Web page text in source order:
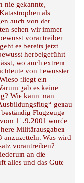
nie gekannte,
als
auch von der
sehen wir immer
vorantreiben
es bereits jetzt
herbeigeführt
wo auch extrem
von bewusster
fliegt ein
gab es keine
Wie kann man
genau
Flugzeuge
11.9.2001 wurde
Militärausgaben
anzuzetteln. Was wird
vorantreiben?
an die
alles und das Gute